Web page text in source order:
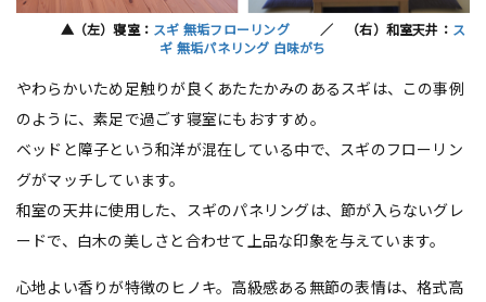
▲（左）寝室： スギ 無垢フローリング ／ （右）和室天井： ス
ギ 無垢パネリング 白味がち
やわらかいため足触りが良くあたたかみのあるスギは、この事例
のように、素足で過ごす寝室にもおすすめ。
ベッドと障子という和洋が混在している中で、スギのフローリン
グがマッチしています。
和室の天井に使用した、スギのパネリングは、節が入らないグレ
ードで、白木の美しさと合わせて上品な印象を与えています。
心地よい香りが特徴のヒノキ。高級感ある無節の表情は、格式高